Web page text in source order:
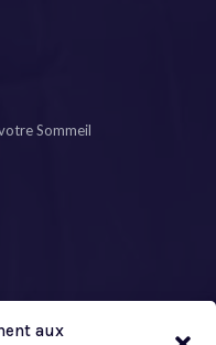
aux
Sommeil